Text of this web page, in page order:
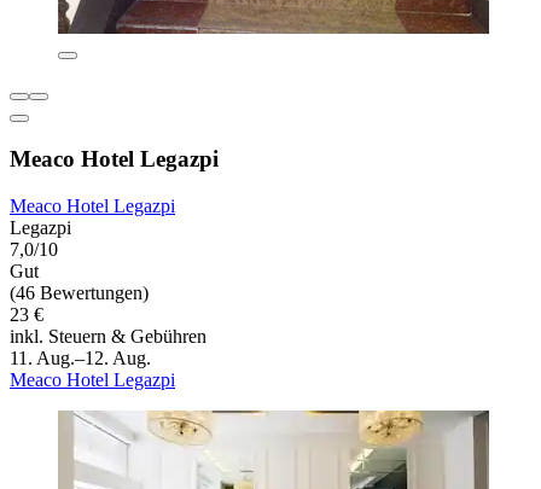
Meaco Hotel Legazpi
Meaco Hotel Legazpi
Legazpi
7,0/10
Gut
(46 Bewertungen)
23 €
inkl. Steuern & Gebühren
11. Aug.–12. Aug.
Meaco Hotel Legazpi